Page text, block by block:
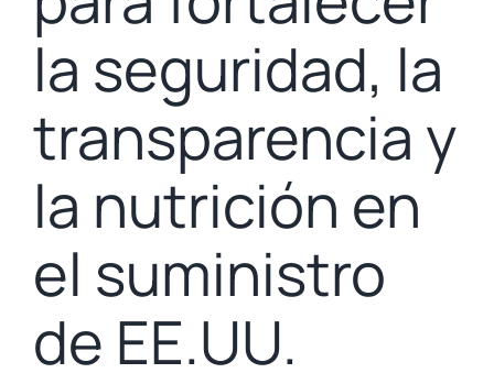
la seguridad, la
transparencia y
la nutrición en
el suministro
de EE.UU.